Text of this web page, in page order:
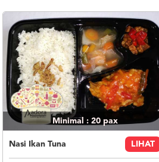
Minimal : 20 pax
Nasi Ikan Tuna LIHAT